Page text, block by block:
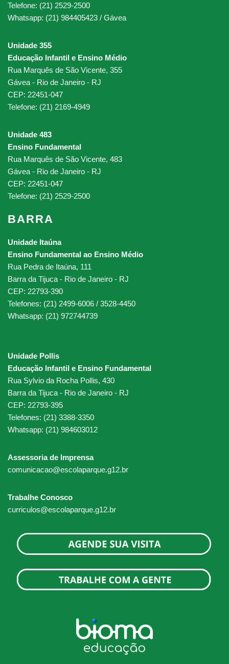
Telefone: (21) 2529-2500
Whatsapp: (21) 984405423 / Gávea
Unidade 355
Educação Infantil e Ensino Médio
Rua Marquês de São Vicente, 355
Gávea - Rio de Janeiro - RJ
CEP: 22451-047
Telefone: (21) 2169-4949
Unidade 483
Ensino Fundamental
Rua Marquês de São Vicente, 483
Gávea - Rio de Janeiro - RJ
CEP: 22451-047
Telefone: (21) 2529-2500
BARRA
Unidade Itaúna
Ensino Fundamental ao Ensino Médio
Rua Pedra de Itaúna, 111
Barra da Tijuca - Rio de Janeiro - RJ
CEP: 22793-390
Telefones: (21) 2499-6006 / 3528-4450
Whatsapp: (21) 972744739
Unidade Pollis
Educação Infantil e Ensino Fundamental
Rua Sylvio da Rocha Pollis, 430
Barra da Tijuca - Rio de Janeiro - RJ
CEP: 22793-395
Telefones: (21) 3388-3350
Whatsapp: (21) 984603012
Assessoria de Imprensa
comunicacao@escolaparque.g12.br
Trabalhe Conosco
curriculos@escolaparque.g12.br